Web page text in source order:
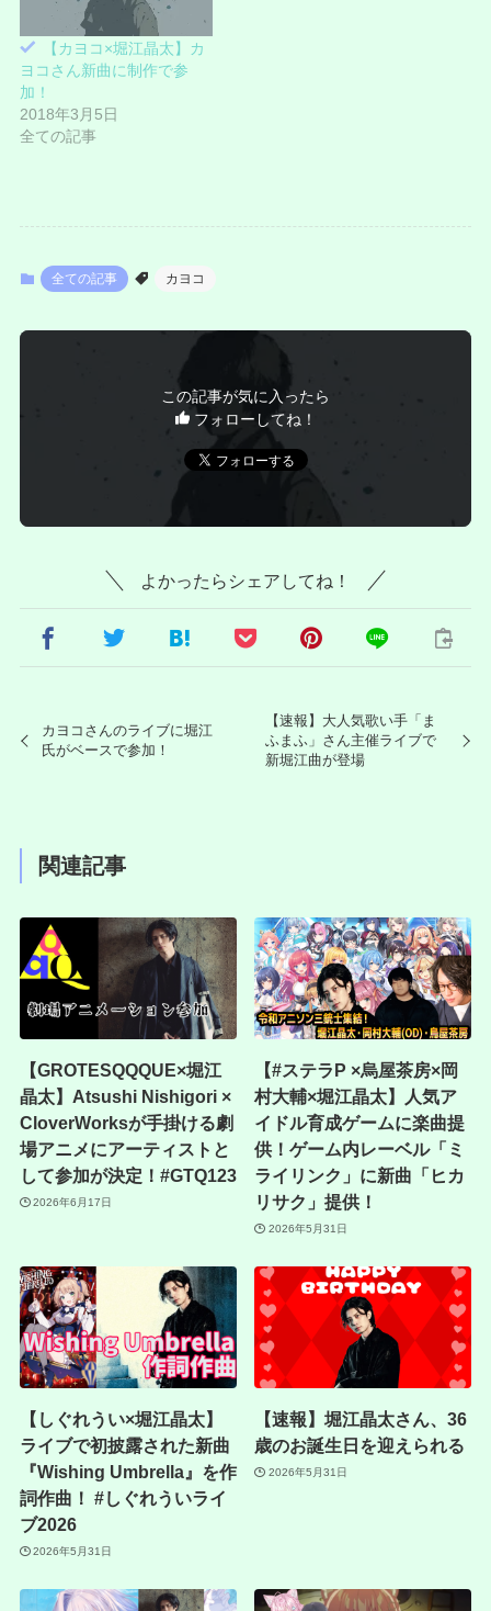
)
【カヨコ×堀江晶太】カ
ヨコさん新曲に制作で参
加！
2018年3月5日
全ての記事
全ての記事 カヨコ
この記事が気に入ったら
フォローしてね！
よかったらシェアしてね！
カヨコさんのライブに堀江
氏がベースで参加！
【速報】大人気歌い手「ま
ふまふ」さん主催ライブで
新堀江曲が登場
関連記事
【GROTESQQQUE×堀江
晶太】Atsushi Nishigori ×
CloverWorksが手掛ける劇
場アニメにアーティストと
して参加が決定！#GTQ123
2026年6月17日
【#ステラP ×烏屋茶房×岡
村大輔×堀江晶太】人気ア
イドル育成ゲームに楽曲提
供！ゲーム内レーベル「ミ
ライリンク」に新曲「ヒカ
リサク」提供！
2026年5月31日
【しぐれうい×堀江晶太】
ライブで初披露された新曲
『Wishing Umbrella』を作
詞作曲！ #しぐれういライ
ブ2026
2026年5月31日
【速報】堀江晶太さん、36
歳のお誕生日を迎えられる
2026年5月31日